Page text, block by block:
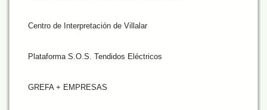
Centro de Interpretación de Villalar
Plataforma S.O.S. Tendidos Eléctricos
GREFA + EMPRESAS